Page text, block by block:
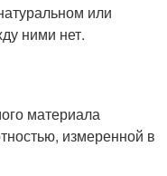
или
ними нет.
материала
измеренной в